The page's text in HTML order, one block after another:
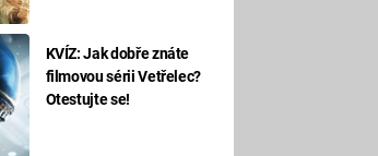
KVÍZ: Jak dobře znáte
filmovou sérii Vetřelec?
Otestujte se!